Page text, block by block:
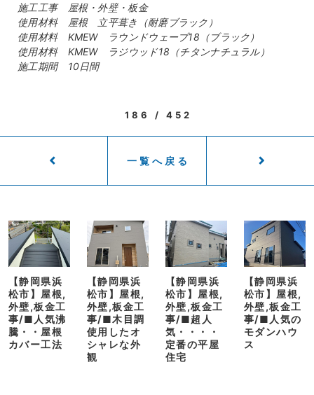
施工工事 屋根・外壁・板金
使用材料 屋根 立平葺き（耐磨ブラック）
使用材料 KMEW ラウンドウェーブ18（ブラック）
使用材料 KMEW ラジウッド18（チタンナチュラル）
施工期間 10日間
186 / 452
一覧へ戻る
【静岡県浜
松市】屋根,
外壁,板金工
事/■人気沸
騰・・屋根
カバー工法
【静岡県浜
松市】屋根,
外壁,板金工
事/■木目調
使用したオ
シャレな外
観
【静岡県浜
松市】屋根,
外壁,板金工
事/■超人
気・・・・
定番の平屋
住宅
【静岡県浜
松市】屋根,
外壁,板金工
事/■人気の
モダンハウ
ス